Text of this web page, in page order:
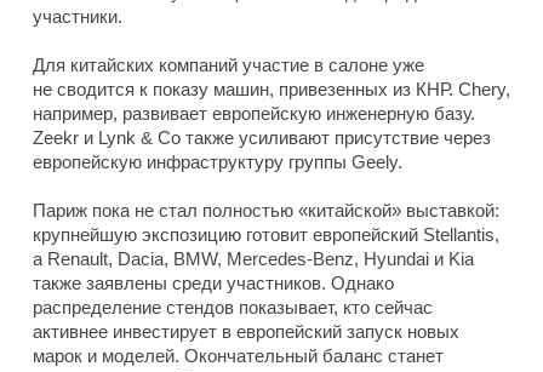
участники.
Для китайских компаний участие в салоне уже
не сводится к показу машин, привезенных из КНР. Chery,
например, развивает европейскую инженерную базу.
Zeekr и Lynk & Co также усиливают присутствие через
европейскую инфраструктуру группы Geely.
Париж пока не стал полностью «китайской» выставкой:
крупнейшую экспозицию готовит европейский Stellantis,
а Renault, Dacia, BMW, Mercedes-Benz, Hyundai и Kia
также заявлены среди участников. Однако
распределение стендов показывает, кто сейчас
активнее инвестирует в европейский запуск новых
марок и моделей. Окончательный баланс станет